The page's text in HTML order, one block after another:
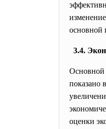
основной
3.4.
Основной
показано
оценки